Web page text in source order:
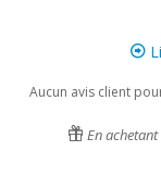
Aucun avis client
En